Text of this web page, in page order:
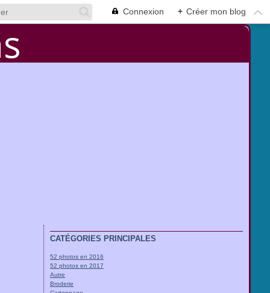
Connexion + Créer mon blog
CATÉGORIES PRINCIPALES
52 photos en 2016
52 photos en 2017
Autre
Broderie